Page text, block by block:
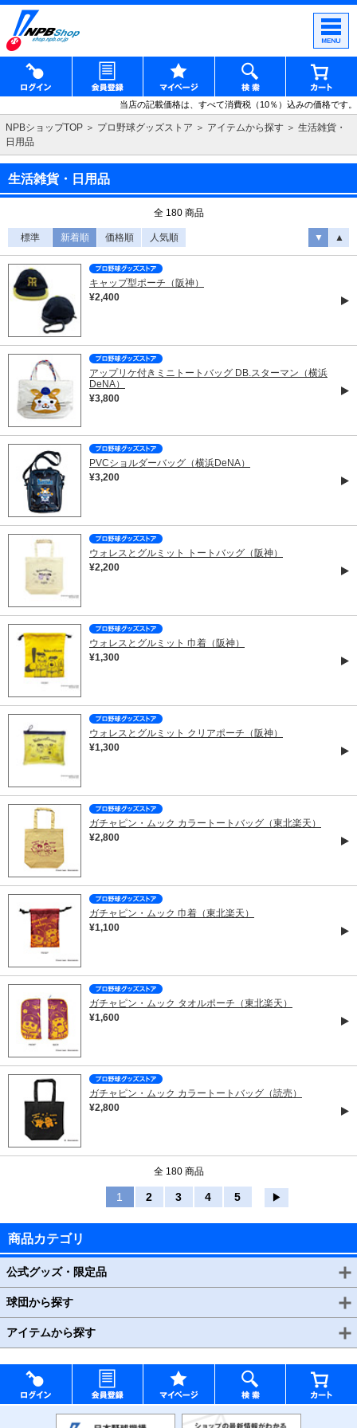
当店の記載価格は、すべて消費税（10％）込みの価格です。
NPBショップTOP プロ野球グッズストア アイテムから探す
生活雑貨・
日用品
生活雑貨・日用品
全 180 商品
標準 新着順 価格順 人気順 ▼ ▲
キャップ型ポーチ（阪神）
¥2,400
アップリケ付きミニトートバッグ DB.スターマン（横浜
DeNA）
¥3,800
PVCショルダーバッグ（横浜DeNA）
¥3,200
ウォレスとグルミット トートバッグ（阪神）
¥2,200
ウォレスとグルミット 巾着（阪神）
¥1,300
ウォレスとグルミット クリアポーチ（阪神）
¥1,300
ガチャピン・ムック カラートートバッグ（東北楽天）
¥2,800
ガチャピン・ムック 巾着（東北楽天）
¥1,100
ガチャピン・ムック タオルポーチ（東北楽天）
¥1,600
ガチャピン・ムック カラートートバッグ（読売）
¥2,800
全 180 商品
1 2 3 4 5 ▶
商品カテゴリ
公式グッズ・限定品
球団から探す
アイテムから探す